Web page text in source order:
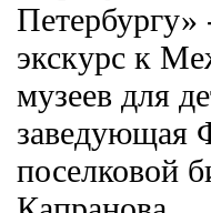
Петербургу»
экскурс к
музеев для
заведующая
поселковой